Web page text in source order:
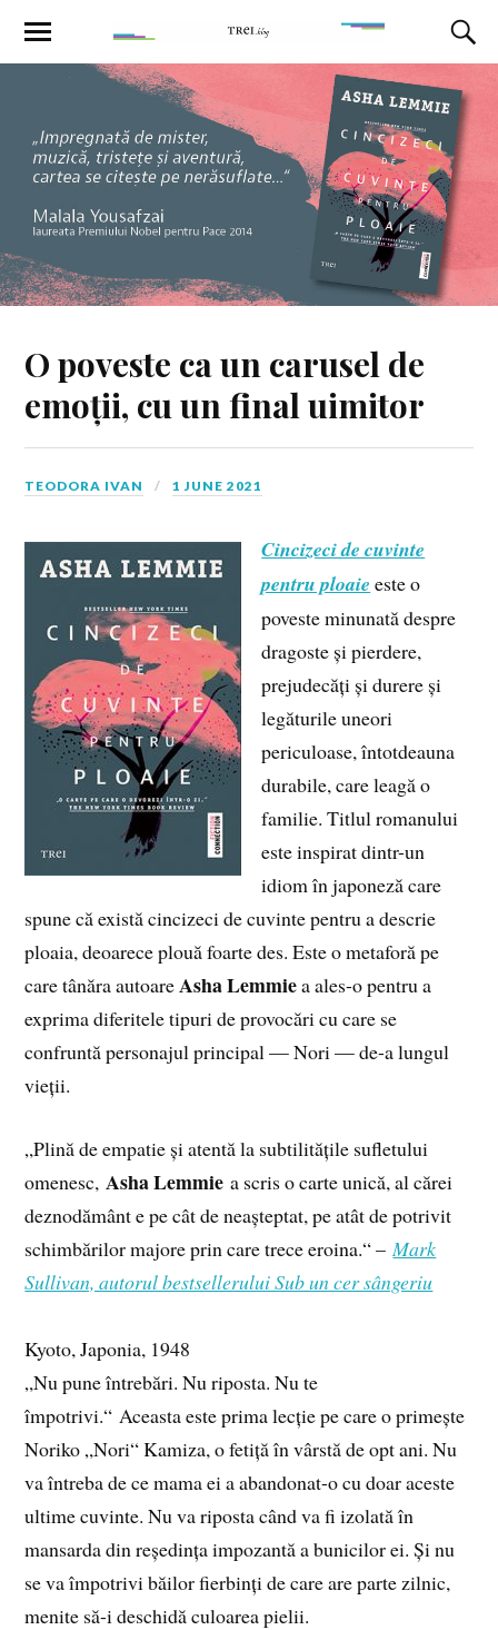
O poveste ca un carusel de
emoții, cu un final uimitor
TEODORA IVAN 1 JUNE 2021
Cincizeci de cuvinte
pentru ploaie este o
poveste minunată despre
dragoste și pierdere,
prejudecăți și durere și
legăturile uneori
periculoase, întotdeauna
durabile, care leagă o
familie. Titlul romanului
este inspirat dintr-un
idiom în japoneză care
spune că există cincizeci de cuvinte pentru a descrie
ploaia, deoarece plouă foarte des. Este o metaforă pe
care tânăra autoareAsha Lemmiea ales-o pentru a
exprima diferitele tipuri de provocări cu care se
confruntă personajul principal — Nori — de-a lungul
vieții.
„Plină de empatie și atentă la subtilitățile sufletului
omenesc,Asha Lemmie a scris o carte unică, al cărei
deznodământ e pe cât de neașteptat, pe atât de potrivit
schimbărilor majore prin care trece eroina.“ –Mark
Sullivan, autorul bestsellerului Sub un cer sângeriu
Kyoto, Japonia, 1948
„Nu pune întrebări. Nu riposta. Nu te
împotrivi.“ Aceasta este prima lecție pe care o primește
Noriko „Nori“ Kamiza, o fetiță în vârstă de opt ani. Nu
va întreba de ce mama ei a abandonat-o cu doar aceste
ultime cuvinte. Nu va riposta când va fi izolată în
mansarda din reședința impozantă a bunicilor ei. Și nu
se va împotrivi băilor fierbinți de care are parte zilnic,
menite să-i deschidă culoarea pielii.